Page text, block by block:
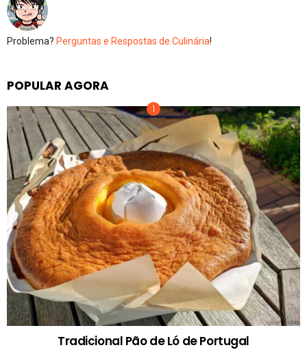
Problema? Perguntas e Respostas de Culinária!
POPULAR AGORA
Tradicional Pão de Ló de Portugal